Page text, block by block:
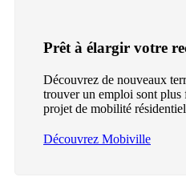
Prêt à élargir votre
Découvrez de nouveaux
trouver un emploi sont plus
projet de mobilité
Découvrez Mobiville